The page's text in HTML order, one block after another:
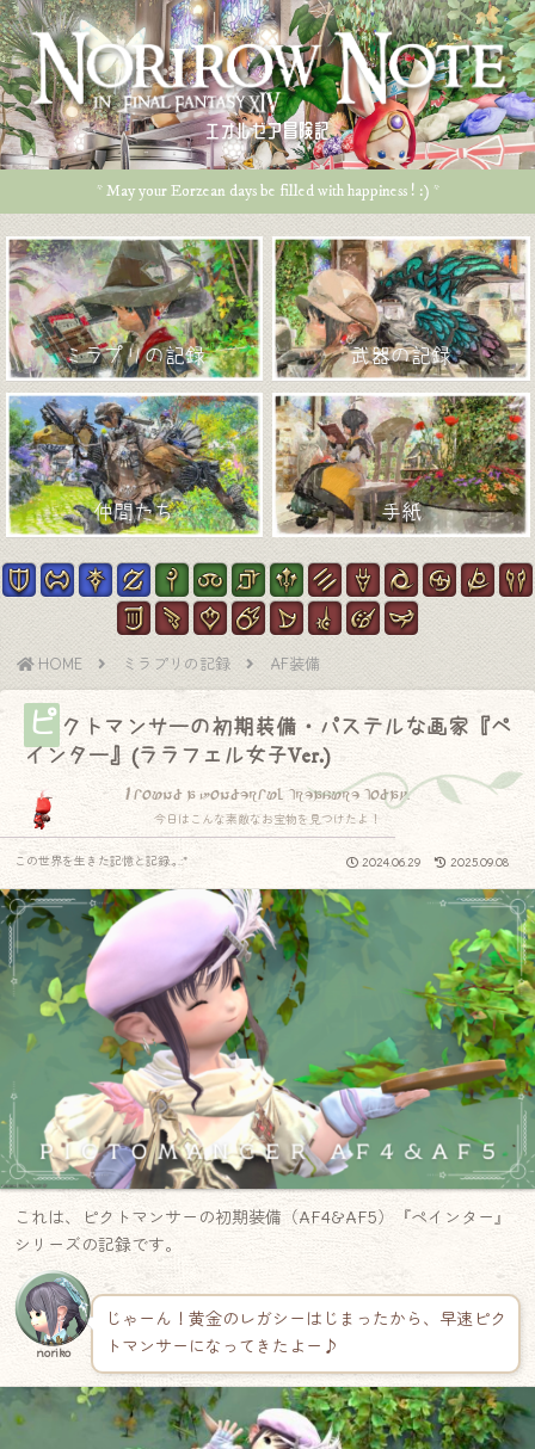
エオルゼア冒険記
* May your Eorzean days be filled with happiness ! :) *
ミラプリの記録 武器の記録
仲間たち 手紙
HOME ミラプリの記録 AF装備
ピ クトマンサーの初期装備・パステルな画家『ペ
インター』(ララフェル女子Ver.)
I found a wonderful treasure today.
今日はこんな素敵なお宝物を見つけたよ！
2024.06.29 2025.09.08
この世界を生きた記憶と記録.｡.:*
これは、ピクトマンサーの初期装備（AF4&AF5）『ペインター』
シリーズの記録です。
noriko
じゃーん！黄金のレガシーはじまったから、早速ピク
トマンサーになってきたよー♪